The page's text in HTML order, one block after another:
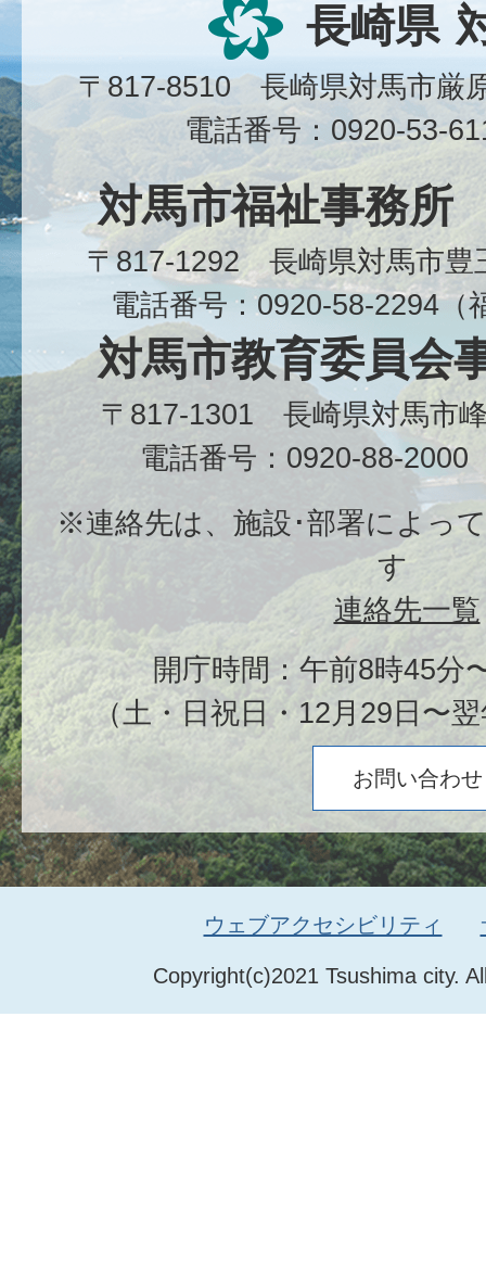
長崎県
〒817-8510 長崎県対馬市
電話番号：0920-53-
対馬市福祉事務所
〒817-1292 長崎県対馬市
電話番号：0920-58-2294（
対馬市教育委員会
〒817-1301 長崎県対馬市
電話番号：0920-88-2000
※連絡先は、施設･部署によっ
す
連絡先一覧
開庁時間：午前8時45分
（土・日祝日・12月29日〜
お問い合わせ
Copyright(c)2021 Tsushima city.
ウェブアクセシビリティ